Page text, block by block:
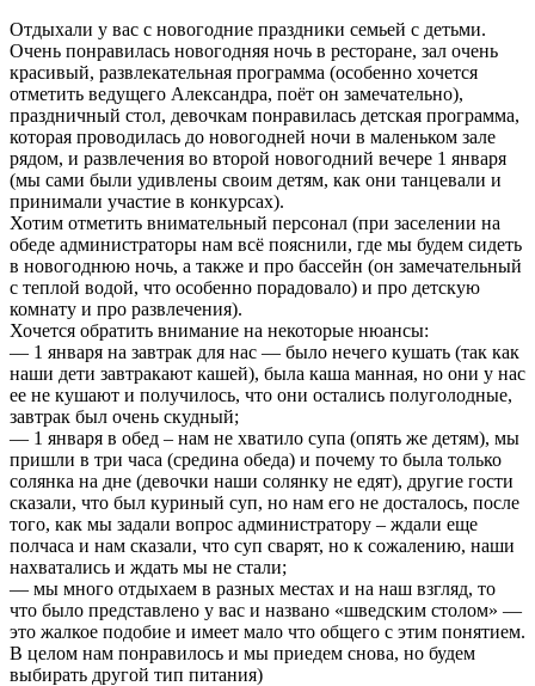
Отдыхали у вас с новогодние праздники семьей с детьми.
Очень понравилась новогодняя ночь в ресторане, зал очень
красивый, развлекательная программа (особенно хочется
отметить ведущего Александра, поёт он замечательно),
праздничный стол, девочкам понравилась детская программа,
которая проводилась до новогодней ночи в маленьком зале
рядом, и развлечения во второй новогодний вечере 1 января
(мы сами были удивлены своим детям, как они танцевали и
принимали участие в конкурсах).
Хотим отметить внимательный персонал (при заселении на
обеде администраторы нам всё пояснили, где мы будем сидеть
в новогоднюю ночь, а также и про бассейн (он замечательный
с теплой водой, что особенно порадовало) и про детскую
комнату и про развлечения).
Хочется обратить внимание на некоторые нюансы:
— 1 января на завтрак для нас — было нечего кушать (так как
наши дети завтракают кашей), была каша манная, но они у нас
ее не кушают и получилось, что они остались полуголодные,
завтрак был очень скудный;
— 1 января в обед – нам не хватило супа (опять же детям), мы
пришли в три часа (средина обеда) и почему то была только
солянка на дне (девочки наши солянку не едят), другие гости
сказали, что был куриный суп, но нам его не досталось, после
того, как мы задали вопрос администратору – ждали еще
полчаса и нам сказали, что суп сварят, но к сожалению, наши
нахватались и ждать мы не стали;
— мы много отдыхаем в разных местах и на наш взгляд, то
что было представлено у вас и названо «шведским столом» —
это жалкое подобие и имеет мало что общего с этим понятием.
В целом нам понравилось и мы приедем снова, но будем
выбирать другой тип питания)